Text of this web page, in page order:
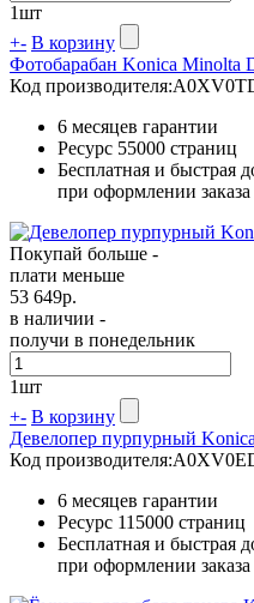
1шт
+- В корзину
Фотобарабан Konica Minolta
Код производителя:
6 месяцев гарантии
Ресурс 55000 страниц
Бесплатная и быстрая
при оформлении
Покупай больше -
плати меньше
53 649р.
в наличии -
получи в понедельник
1шт
+- В корзину
Девелопер пурпурный
Код производителя:
6 месяцев гарантии
Ресурс 115000 страниц
Бесплатная и быстрая
при оформлении